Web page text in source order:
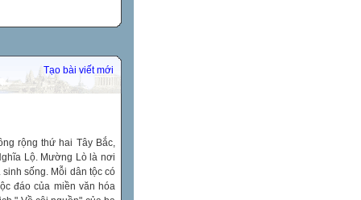
Tạo bài viết mới
rộng thứ hai Tây Bắc,
Lộ. Mường Lò là nơi
sống. Mỗi dân tộc có
đáo của miền văn hóa